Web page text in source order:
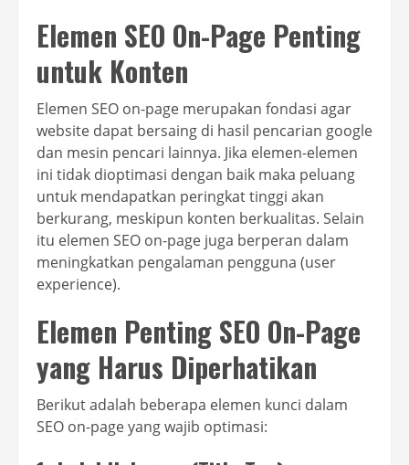
Elemen SEO On-Page Penting
untuk Konten
Elemen SEO on-page merupakan fondasi agar
website dapat bersaing di hasil pencarian google
dan mesin pencari lainnya. Jika elemen-elemen
ini tidak dioptimasi dengan baik maka peluang
untuk mendapatkan peringkat tinggi akan
berkurang, meskipun konten berkualitas. Selain
itu elemen SEO on-page juga berperan dalam
meningkatkan pengalaman pengguna (user
experience).
Elemen Penting SEO On-Page
yang Harus Diperhatikan
Berikut adalah beberapa elemen kunci dalam
SEO on-page yang wajib optimasi: